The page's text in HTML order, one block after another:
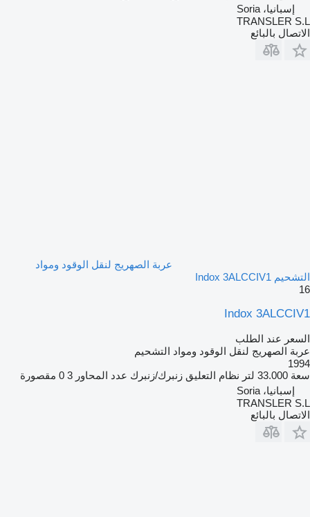
إسبانيا، Soria
TRANSLER S.L
الاتصال بالبائع
عربة الصهريج لنقل الوقود ومواد
التشحيم Indox 3ALCCIV1
16
Indox 3ALCCIV1
السعر عند الطلب
عربة الصهريج لنقل الوقود ومواد التشحيم
1994
سعة 33.000 لتر نظام التعليق زنبرك/زنبرك عدد المحاور 3 0 مقصورة
إسبانيا، Soria
TRANSLER S.L
الاتصال بالبائع